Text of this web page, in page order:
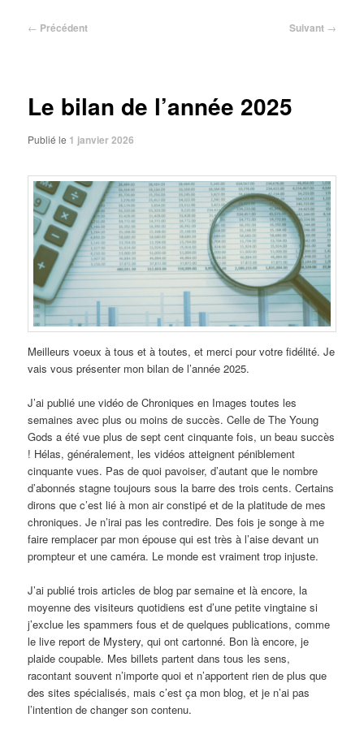
Navigation
← Précédent Suivant →
Le bilan de l’année 2025
Publié le 1 janvier 2026
Meilleurs voeux à tous et à toutes, et merci pour votre fidélité. Je
vais vous présenter mon bilan de l’année 2025.
J’ai publié une vidéo de Chroniques en Images toutes les
semaines avec plus ou moins de succès. Celle de The Young
Gods a été vue plus de sept cent cinquante fois, un beau succès
! Hélas, généralement, les vidéos atteignent péniblement
cinquante vues. Pas de quoi pavoiser, d’autant que le nombre
d’abonnés stagne toujours sous la barre des trois cents. Certains
dirons que c’est lié à mon air constipé et de la platitude de mes
chroniques. Je n’irai pas les contredire. Des fois je songe à me
faire remplacer par mon épouse qui est très à l’aise devant un
prompteur et une caméra. Le monde est vraiment trop injuste.
J’ai publié trois articles de blog par semaine et là encore, la
moyenne des visiteurs quotidiens est d’une petite vingtaine si
j’exclue les spammers fous et de quelques publications, comme
le live report de Mystery, qui ont cartonné. Bon là encore, je
plaide coupable. Mes billets partent dans tous les sens,
racontant souvent n’importe quoi et n’apportent rien de plus que
des sites spécialisés, mais c’est ça mon blog, et je n’ai pas
l’intention de changer son contenu.